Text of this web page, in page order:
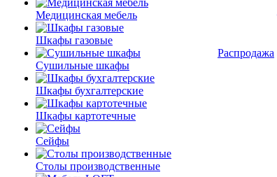
Медицинская мебель
Шкафы газовые
Сушильные шкафы
Шкафы бухгалтерские
Шкафы картотечные
Сейфы
Столы производственные
Распродажа